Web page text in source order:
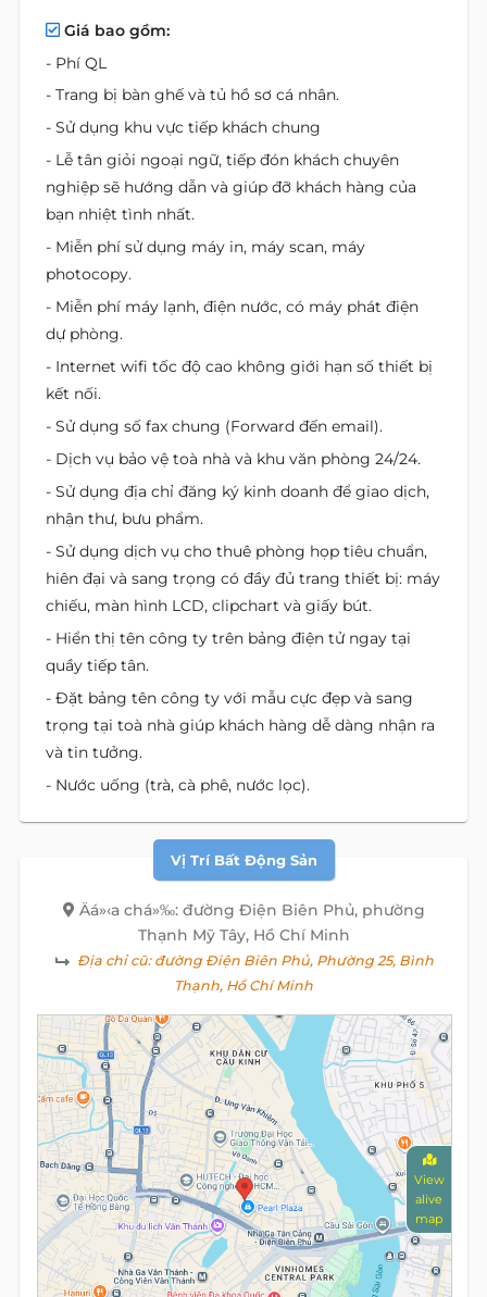
Giá bao gồm:
- Phí QL
- Trang bị bàn ghế và tủ hồ sơ cá nhân.
- Sử dụng khu vực tiếp khách chung
- Lễ tân giỏi ngoại ngữ, tiếp đón khách chuyên
nghiệp sẽ hướng dẫn và giúp đỡ khách hàng của
bạn nhiệt tình nhất.
- Miễn phí sử dụng máy in, máy scan, máy
photocopy.
- Miễn phí máy lạnh, điện nước, có máy phát điện
dự phòng.
- Internet wifi tốc độ cao không giới hạn số thiết bị
kết nối.
- Sử dụng số fax chung (Forward đến email).
- Dịch vụ bảo vệ toà nhà và khu văn phòng 24/24.
- Sử dụng địa chỉ đăng ký kinh doanh để giao dịch,
nhận thư, bưu phẩm.
- Sử dụng dịch vụ cho thuê phòng họp tiêu chuẩn,
hiên đại và sang trọng có đầy đủ trang thiết bị: máy
chiếu, màn hình LCD, clipchart và giấy bút.
- Hiển thị tên công ty trên bảng điện tử ngay tại
quầy tiếp tân.
- Đặt bảng tên công ty với mẫu cực đẹp và sang
trọng tại toà nhà giúp khách hàng dễ dàng nhận ra
và tin tưởng.
- Nước uống (trà, cà phê, nước lọc).
Vị Trí Bất Động Sản
Äá»‹a chá»‰: đường Điện Biên Phủ, phường
Thạnh Mỹ Tây, Hồ Chí Minh
Địa chỉ cũ:đường Điện Biên Phủ, Phường 25, Bình
Thạnh, Hồ Chí Minh
View
alive
map